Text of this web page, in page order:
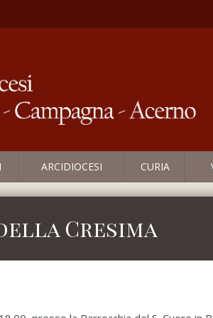
ARCIDIOCESI CURIA
Cresima